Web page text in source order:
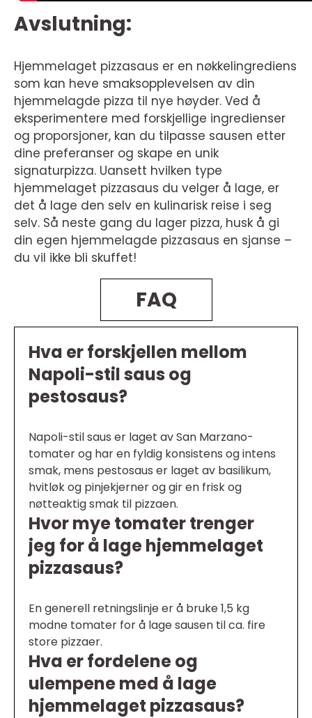
Avslutning:
Hjemmelaget pizzasaus er en nøkkelingrediens
som kan heve smaksopplevelsen av din
hjemmelagde pizza til nye høyder. Ved å
eksperimentere med forskjellige ingredienser
og proporsjoner, kan du tilpasse sausen etter
dine preferanser og skape en unik
signaturpizza. Uansett hvilken type
hjemmelaget pizzasaus du velger å lage, er
det å lage den selv en kulinarisk reise i seg
selv. Så neste gang du lager pizza, husk å gi
din egen hjemmelagde pizzasaus en sjanse –
du vil ikke bli skuffet!
FAQ
Hva er forskjellen mellom
Napoli-stil saus og
pestosaus?
Napoli-stil saus er laget av San Marzano-
tomater og har en fyldig konsistens og intens
smak, mens pestosaus er laget av basilikum,
hvitløk og pinjekjerner og gir en frisk og
nøtteaktig smak til pizzaen.
Hvor mye tomater trenger
jeg for å lage hjemmelaget
pizzasaus?
En generell retningslinje er å bruke 1,5 kg
modne tomater for å lage sausen til ca. fire
store pizzaer.
Hva er fordelene og
ulempene med å lage
hjemmelaget pizzasaus?